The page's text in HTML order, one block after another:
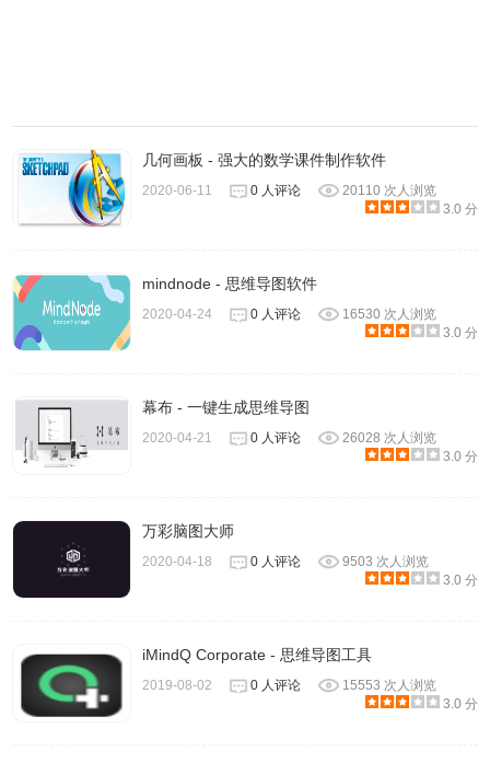
可以直接使用邮箱创建一个帐号！ProcessOn使用方法以下
仅以画流程图为例：
1、例如选择Flow流程图下的Flowchart流程图，选择一个空
可以看到文件名，导航栏，工具栏和图形样式
几何画板 - 强大的数学课件制作软件
2020-06-11 0 人评论
20110 次人浏览
3.0 分
mindnode - 思维导图软件
2020-04-24 0 人评论
16530 次人浏览
3.0 分
幕布 - 一键生成思维导图
2020-04-21 0 人评论
26028 次人浏览
3.0 分
万彩脑图大师
2020-04-18 0 人评论
9503 次人浏览
3.0 分
iMindQ Corporate - 思维导图工具
2019-08-02 0 人评论
15553 次人浏览
3.0 分